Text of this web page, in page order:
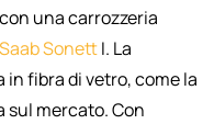
una carrozzeria
SaabSonettI. La
fibra di vetro, come la
sul mercato. Con